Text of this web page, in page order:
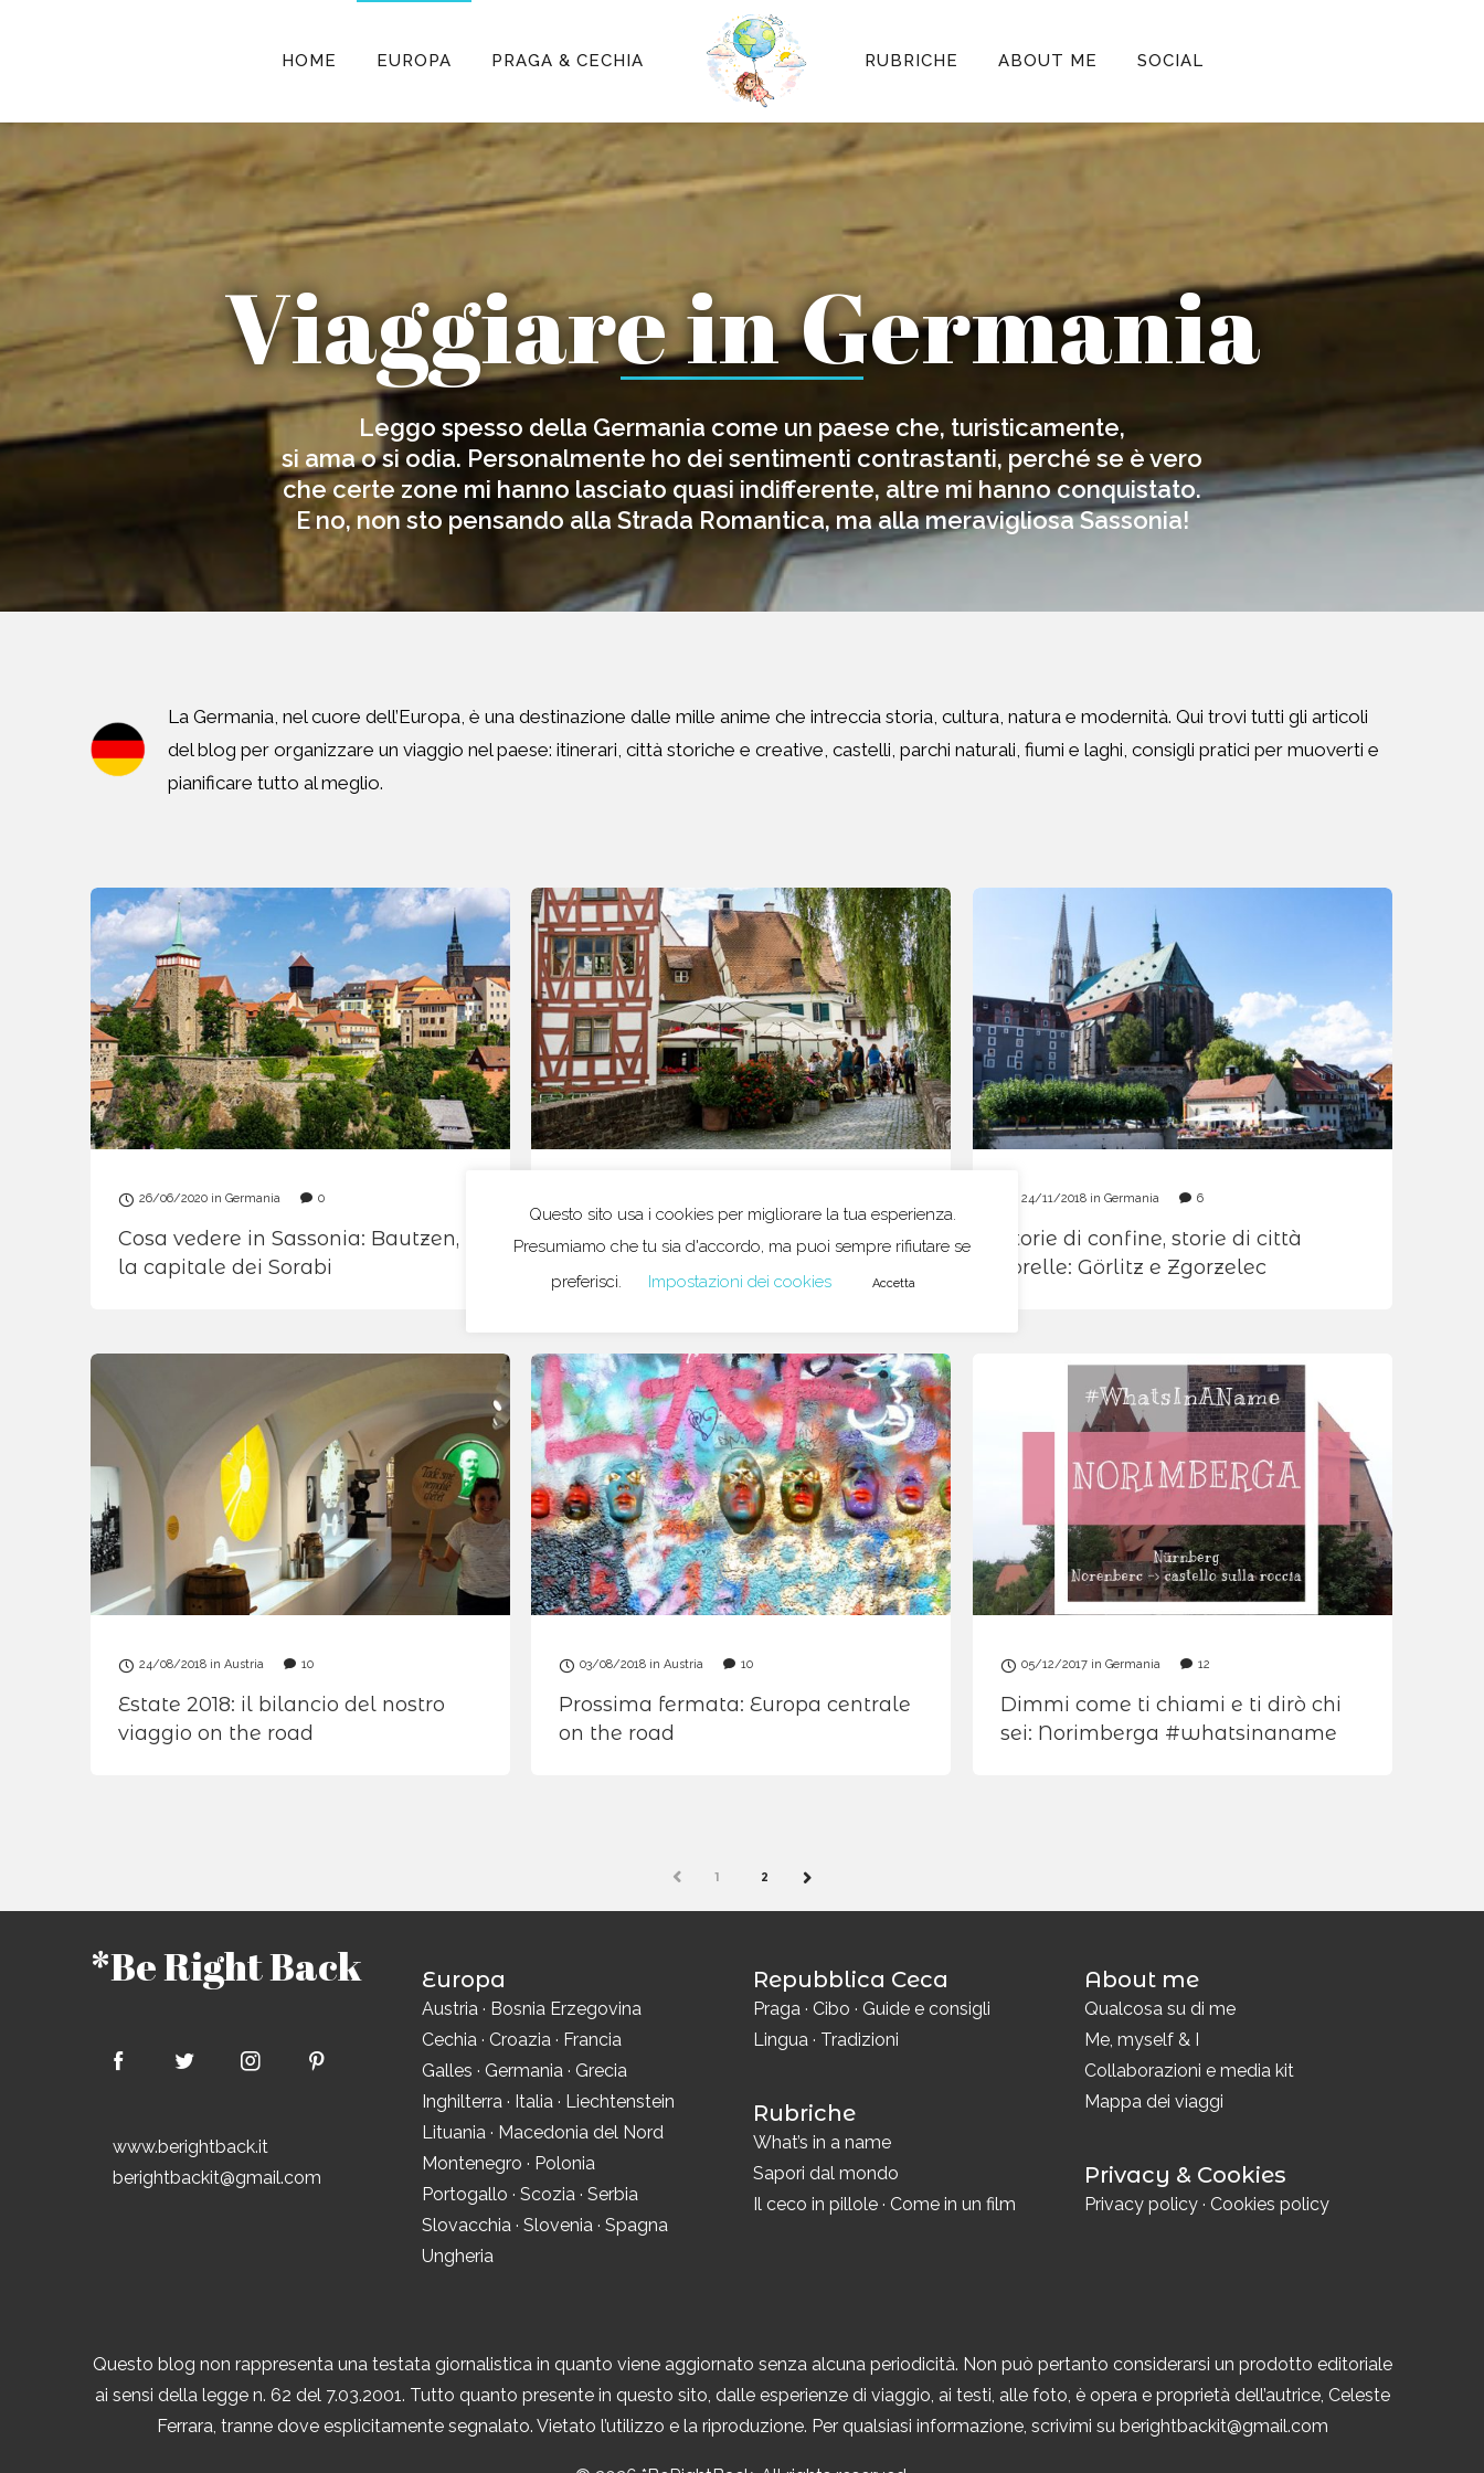
HOME EUROPA PRAGA & CECHIA RUBRICHE ABOUT ME SOCIAL
Viaggiare in Germania
Leggo spesso della Germania come un paese che, turisticamente,
si ama o si odia. Personalmente ho dei sentimenti contrastanti, perché se è vero
che certe zone mi hanno lasciato quasi indifferente, altre mi hanno conquistato.
E no, non sto pensando alla Strada Romantica, ma alla meravigliosa Sassonia!
La Germania, nel cuore dell’Europa, è una destinazione dalle mille anime che intreccia storia, cultura, natura e modernità. Qui trovi tutti gli articoli
del blog per organizzare un viaggio nel paese: itinerari, città storiche e creative, castelli, parchi naturali, fiumi e laghi, consigli pratici per muoverti e
pianificare tutto al meglio.
26/06/2020 in Germania 0
Cosa vedere in Sassonia: Bautzen,
la capitale dei Sorabi
Una passeggiata ad Ulma, la città
24/11/2018 in Germania 6
Storie di confine, storie di città
sorelle: Görlitz e Zgorzelec
24/08/2018 in Austria 10
Estate 2018: il bilancio del nostro
viaggio on the road
03/08/2018 in Austria 10
Prossima fermata: Europa centrale
on the road
05/12/2017 in Germania 12
Dimmi come ti chiami e ti dirò chi
sei: Norimberga #whatsinaname
PREV1 2 NEXT
*Be Right Back
www.berightback.it
berightbackit@gmail.com
Europa
Austria · Bosnia Erzegovina
Cechia · Croazia · Francia
Galles · Germania · Grecia
Inghilterra · Italia · Liechtenstein
Lituania · Macedonia del Nord
Montenegro · Polonia
Portogallo · Scozia · Serbia
Slovacchia · Slovenia · Spagna
Ungheria
Repubblica Ceca
Praga · Cibo · Guide e consigli
Lingua · Tradizioni
Rubriche
What’s in a name
Sapori dal mondo
Il ceco in pillole · Come in un film
About me
Qualcosa su di me
Me, myself & I
Collaborazioni e media kit
Mappa dei viaggi
Privacy & Cookies
Privacy policy · Cookies policy
Questo blog non rappresenta una testata giornalistica in quanto viene aggiornato senza alcuna periodicità. Non può pertanto considerarsi un prodotto editoriale
ai sensi della legge n. 62 del 7.03.2001. Tutto quanto presente in questo sito, dalle esperienze di viaggio, ai testi, alle foto, è opera e proprietà dell’autrice, Celeste
Ferrara, tranne dove esplicitamente segnalato. Vietato l’utilizzo e la riproduzione. Per qualsiasi informazione, scrivimi su berightbackit@gmail.com
Questo sito usa i cookies per migliorare la tua esperienza.
Presumiamo che tu sia d'accordo, ma puoi sempre rifiutare se
preferisci.
Impostazioni dei cookies Accetta